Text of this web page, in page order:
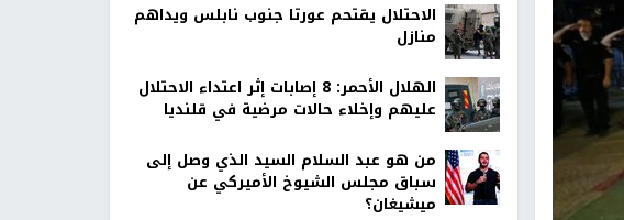
الاحتلال يقتحم عورتا جنوب نابلس ويداهم
منازل
الهلال الأحمر: 8 إصابات إثر اعتداء الاحتلال
عليهم وإخلاء حالات مرضية في قلنديا
من هو عبد السلام السيد الذي وصل إلى
سباق مجلس الشيوخ الأميركي عن
ميشيغان؟